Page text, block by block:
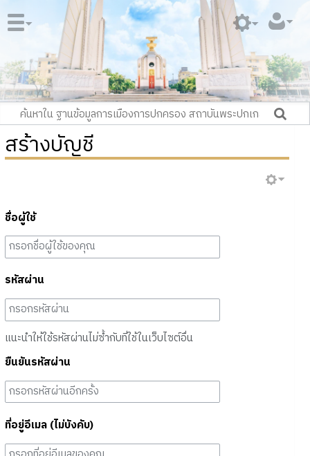
สร้างบัญชี
ชื่อผู้ใช้
รหัสผ่าน
แนะนำให้ใช้รหัสผ่านไม่ซ้ำกับที่ใช้ในเว็บไซต์อื่น
ยืนยันรหัสผ่าน
ที่อยู่อีเมล (ไม่บังคับ)